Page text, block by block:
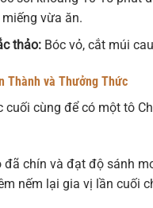
vừa ăn.
thảo:Bóc vỏ, cắt múi
Thành và Thưởng Thức
cuối cùng để có một tô
đã chín và đạt độ sánh
nếm lại gia vị lần cuối